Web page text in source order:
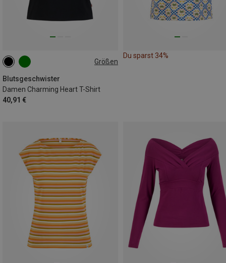
Größen
Blutsgeschwister
Damen Charming Heart T-Shirt
40,91 €
XS S
Du sparst 34%